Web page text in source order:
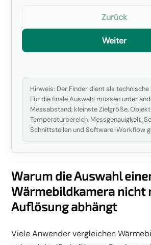
Zurück
Weiter
Hinweis: Der Finder dient als technische
Für die finale Auswahl müssen unter
Messabstand, kleinste Zielgröße,
Temperaturbereich, Messgenauigkeit,
Schnittstellen und Software-Workflow
Warum die Auswahl
Wärmebildkamera nicht
Auflösung abhängt
Viele Anwender vergleichen